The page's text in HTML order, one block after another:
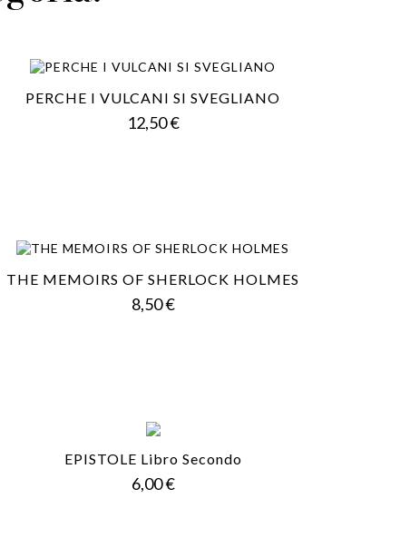
PERCHE I VULCANI SI SVEGLIANO
12,50 €Prezzo
THE MEMOIRS OF SHERLOCK HOLMES
8,50 €Prezzo
EPISTOLE Libro Secondo
6,00 €Prezzo